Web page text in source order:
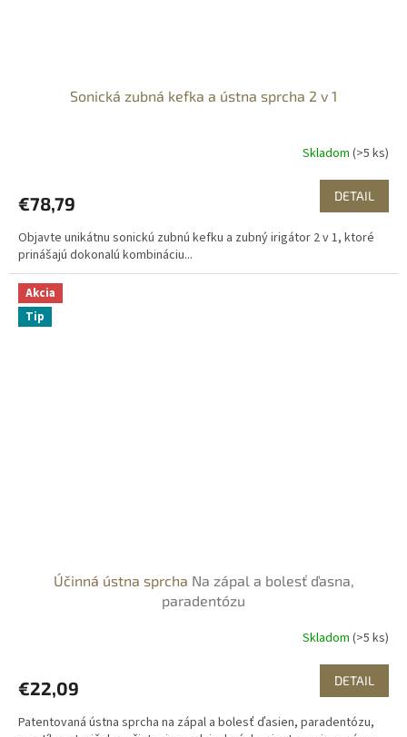
Sonická zubná kefka a ústna sprcha 2 v 1
Skladom (>5 ks)
€78,79 DETAIL
Objavte unikátnu sonickú zubnú kefku a zubný irigátor 2 v 1, ktoré
prinášajú dokonalú kombináciu...
Akcia
Tip
Účinná ústna sprcha Na zápal a bolesť ďasna,
paradentózu
Skladom (>5 ks)
€22,09 DETAIL
Patentovaná ústna sprcha na zápal a bolesť ďasien, paradentózu,